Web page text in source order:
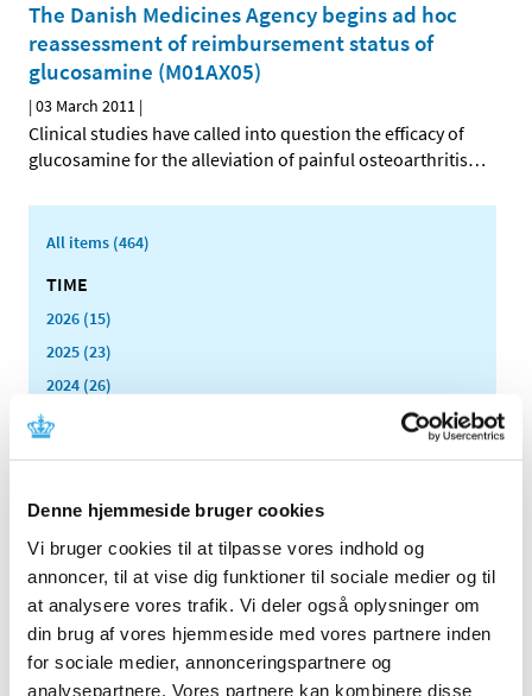
Denne hjemmeside bruger cookies
Vi bruger cookies til at tilpasse vores indhold og
annoncer, til at vise dig funktioner til sociale medier og til
at analysere vores trafik. Vi deler også oplysninger om
din brug af vores hjemmeside med vores partnere inden
for sociale medier, annonceringspartnere og
analysepartnere. Vores partnere kan kombinere disse
The Danish Medicines Agency begins ad hoc
reassessment of reimbursement status of
glucosamine (M01AX05)
|03 March 2011 |
Clinical studies have called into question the efficacy of
glucosamine for the alleviation of painful osteoarthritis…
All items (464)
TIME
2026 (15)
2025 (23)
2024 (26)
2023 (24)
2020 (62)
2019 (20)
2018 (37)
2017 (48)
2016 (43)
2013 (3)